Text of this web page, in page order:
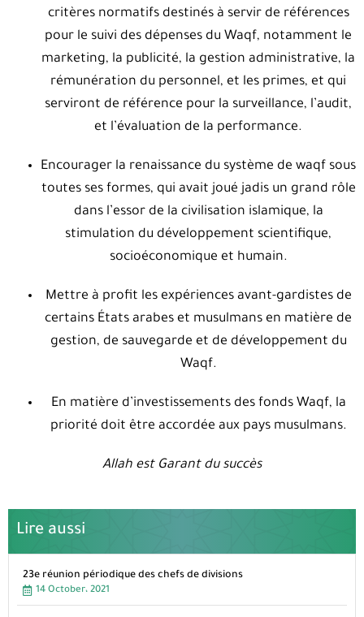
critères normatifs destinés à servir de références
pour le suivi des dépenses du Waqf, notamment le
marketing, la publicité, la gestion administrative, la
rémunération du personnel, et les primes, et qui
serviront de référence pour la surveillance, l’audit,
et l’évaluation de la performance.
Encourager la renaissance du système de waqf sous
toutes ses formes, qui avait joué jadis un grand rôle
dans l’essor de la civilisation islamique, la
stimulation du développement scientifique,
socioéconomique et humain.
Mettre à profit les expériences avant-gardistes de
certains États arabes et musulmans en matière de
gestion, de sauvegarde et de développement du
Waqf.
En matière d’investissements des fonds Waqf, la
priorité doit être accordée aux pays musulmans.
Allah est Garant du succès
Lire aussi
23e réunion périodique des chefs de divisions
14 October، 2021